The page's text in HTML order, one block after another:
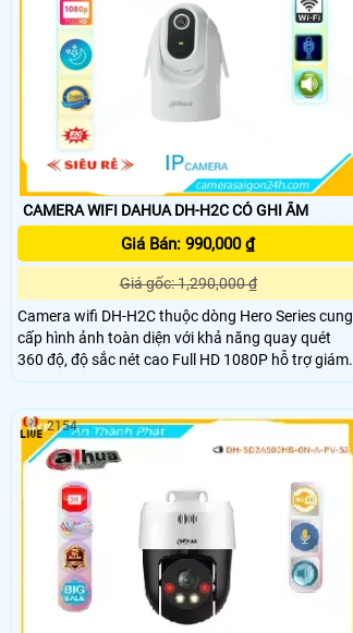
CAMERA WIFI DAHUA DH-H2C CÓ GHI ÂM
Giá Bán: 990,000 ₫
Giá gốc: 1,290,000 ₫
Camera wifi DH-H2C thuộc dòng Hero Series cung
cấp hình ảnh toàn diện với khả năng quay quét
360 độ, độ sắc nét cao Full HD 1080P hỗ trợ giám
sát từ xa điện thoại, máy tính hiệu quả.
2154